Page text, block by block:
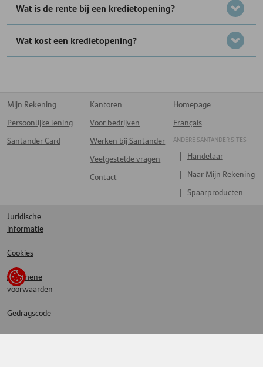
Wat is de rente bij een kredietopening?
Wat kost een kredietopening?
Mijn Rekening
Persoonlijke lening
Santander Card
Kantoren
Voor bedrijven
Werken bij Santander
Veelgestelde vragen
Contact
Homepage
Français
ANDERE SANTANDER SITES
Handelaar
Naar Mijn Rekening
Spaarproducten
Juridische
informatie
Cookies
Algemene
voorwaarden
Gedragscode
Privacy